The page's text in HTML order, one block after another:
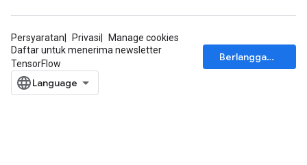
Persyaratan Privasi
Manage cookies
Daftar untuk menerima newsletter
TensorFlow
Berlangganan